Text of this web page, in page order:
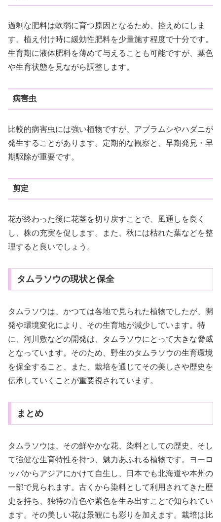
過剰な肥料は軟弱に育つ原因となるため、控えめにしま
す。植え付け時に緩効性肥料を少量施す程度で十分です。
生育期に液体肥料を薄めて与えることも可能ですが、葉色
や生育状態を見ながら調整します。
病害虫
比較的病害虫には強い植物ですが、アブラムシやハダニが
発生することがあります。定期的な観察と、早期発見・早
期駆除が重要です。
剪定
花が終わった後に花茎を切り戻すことで、風通しを良く
し、株の充実を促します。また、秋には枯れた葉などを整
理すると良いでしょう。
タムラソウの現状と保全
タムラソウは、かつては各地で見られた植物でしたが、開
発や環境変化により、その生育地が減少しています。特
に、河川敷などの開発は、タムラソウにとって大きな脅威
となっています。そのため、野生のタムラソウの生育環境
を保全すること、また、栽培を通じてその美しさや歴史を
伝承していくことが重要視されています。
まとめ
タムラソウは、その鮮やかな花、染料としての歴史、そし
て強健な生育特性を持つ、魅力あふれる植物です。ヨーロ
ッパからアジアにかけて自生し、日本でも北海道や本州の
一部で見られます。古くから染料として利用されてきた歴
史を持ち、独特の青色や紫色を生み出すことで知られてい
ます。その美しい花は景観にも彩りを加えます。栽培は比